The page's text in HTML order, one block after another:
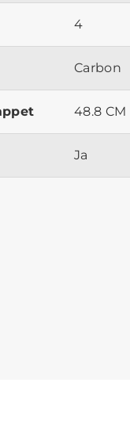
4
Carbon
48.8 CM
Ja